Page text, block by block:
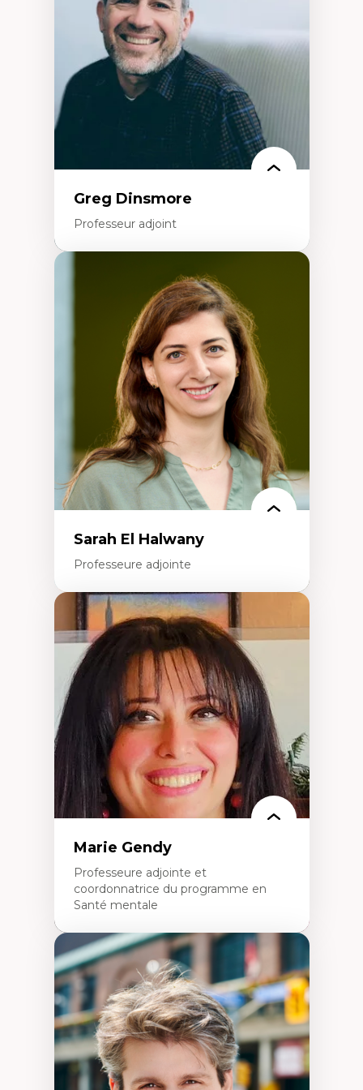
Extractivisme
Classes sociales
Mouvements sociaux
Théories de l’État
Greg Dinsmore
Professeur adjoint
Fragmentation des auditoires médiatiques
Analyse multi-plateforme des auditoires
médiatiques
Analyse des comportements numériques à
travers les données massives et l’IA
Recherche quantitative et qualitative sur
les auditoires médiatiques
Épistémologie des techniques de recherche
numérique et l’IA
Théorie des droits de la personne
La pensée politique d’Hannah Arendt
La pensée politique à l’ère numérique
Justice internationale et normes
internationales
Sarah El Halwany
Professeure adjointe
Expertises
Les apports pédagogiques des théories de
l'affect, du posthumanisme, du féminisme
dans l'éducation aux sciences
L'apprentissage des sciences/STIM dans une
perspective socioécologique de care
L’insertion professionnelle des
enseignant.e.s
Marie Gendy
Professeure adjointe et
coordonnatrice du programme en
Santé mentale
Expertises
Neuropsychiatrie et neurosciences
Direction d'essais cliniques
Analyse des politiques et pratiques en santé
mentale
Développement de protocoles d'essais
cliniques
Collaboration interfonctionnelle
Leadership en recherche clinique
Développement de cadres politiques